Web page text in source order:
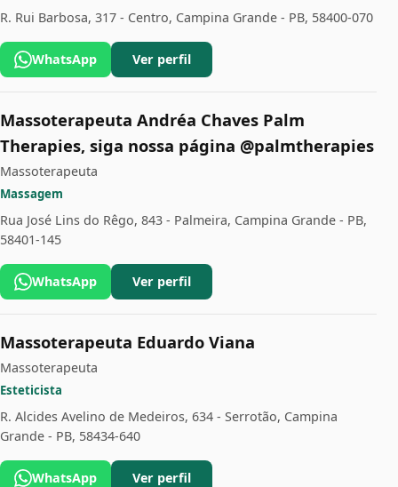
R. Rui Barbosa, 317 - Centro, Campina Grande - PB, 58400-070
WhatsApp Ver perfil
Massoterapeuta Andréa Chaves Palm
Therapies, siga nossa página @palmtherapies
Massoterapeuta
Massagem
Rua José Lins do Rêgo, 843 - Palmeira, Campina Grande - PB,
58401-145
WhatsApp Ver perfil
Massoterapeuta Eduardo Viana
Massoterapeuta
Esteticista
R. Alcides Avelino de Medeiros, 634 - Serrotão, Campina
Grande - PB, 58434-640
WhatsApp Ver perfil